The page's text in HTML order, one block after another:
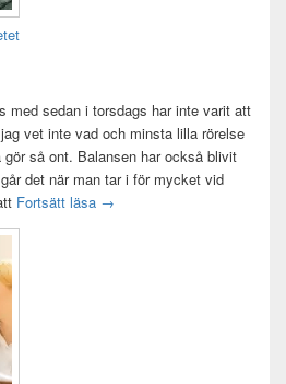
med sedan i torsdags har inte varit att
vet inte vad och minsta lilla rörelse
så ont. Balansen har också blivit
det när man tar i för mycket vid
Fortsätt läsa Träningsvärken från helvetet
→